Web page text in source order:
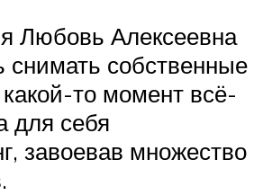
Любовь Алексеевна
снимать собственные
то момент всё-
для себя
завоевав множество